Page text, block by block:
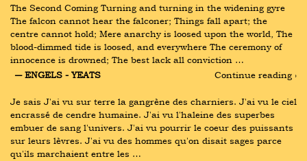
The Second Coming Turning and turning in the widening gyre
The falcon cannot hear the falconer; Things fall apart; the
centre cannot hold; Mere anarchy is loosed upon the world, The
blood-dimmed tide is loosed, and everywhere The ceremony of
innocence is drowned; The best lack all conviction …
― ENGELS - YEATS
Continue reading ›
Je sais J'ai vu sur terre la gangrène des charniers. J'ai vu le ciel
encrassé de cendre humaine. J'ai vu l'haleine des superbes
embuer de sang l'univers. J'ai vu pourrir le coeur des puissants
sur leurs lèvres. J'ai vu des hommes qu'on disait sages parce
qu'ils marchaient entre les …